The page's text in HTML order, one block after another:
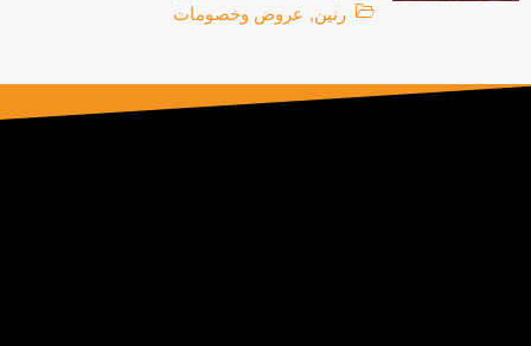
رنين, عروض وخصومات